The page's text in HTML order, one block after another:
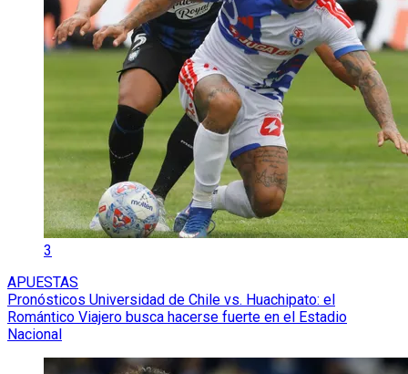
3
APUESTAS
Pronósticos Universidad de Chile vs. Huachipato: el
Romántico Viajero busca hacerse fuerte en el Estadio
Nacional